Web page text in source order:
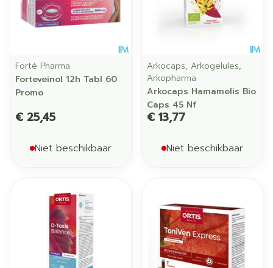
Forté Pharma
Forteveinol 12h Tabl 60
Promo
€ 25,45
Niet beschikbaar
Arkocaps, Arkogelules,
Arkopharma
Arkocaps Hamamelis Bio
Caps 45 Nf
€ 13,77
Niet beschikbaar